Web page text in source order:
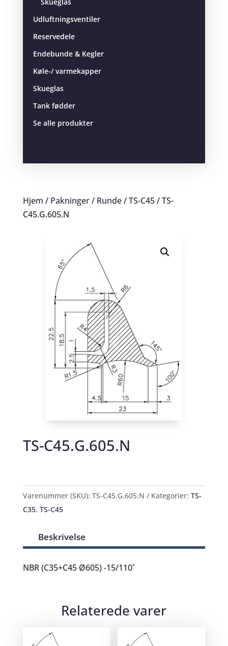
Udluftningsventiler
Reservedele
Endebunde & Kegler
Køle-/ varmekapper
Skueglas
Tank fødder
Se alle produkter
Hjem / Pakninger/ Runde/TS-C45/ TS-
C45.G.605.N
TS-C45.G.605.N
Varenummer (SKU): TS-C45.G.605.N Kategorier: TS-
C35, TS-C45
Beskrivelse
NBR (C35+C45 Ø605) -15/110˚
Relaterede varer